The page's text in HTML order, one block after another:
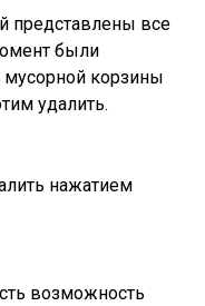
представлены все
были
корзины
удалить.
нажатием
возможность